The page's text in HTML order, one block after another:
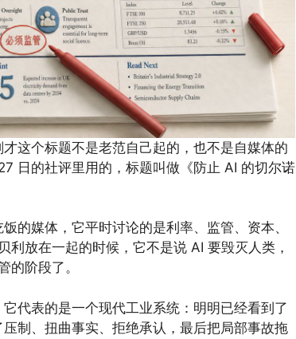
这个标题不是老范自己起的，也不是自媒体的
日的社评里用的，标题叫做《防止 AI 的切尔诺
的媒体，它平时讨论的是利率、监管、资本、
放在一起的时候，它不是说 AI 要毁灭人类，
的阶段了。
代表的是一个现代工业系统：明明已经看到了
制、扭曲事实、拒绝承认，最后把局部事故拖